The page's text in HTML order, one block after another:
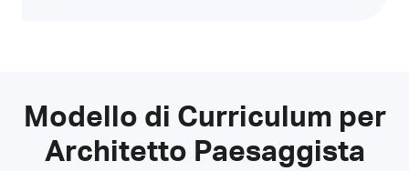
Modello di Curriculum per
Architetto Paesaggista